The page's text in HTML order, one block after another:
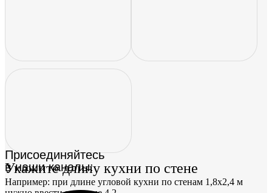
Присоединяйтесь
в наши каналы:
Укажите длину кухни по стене
Например: при длине угловой кухни по стенам 1,8x2,4 м